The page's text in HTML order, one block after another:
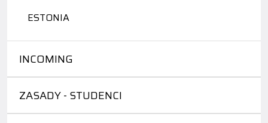
ESTONIA
INCOMING
ZASADY - STUDENCI